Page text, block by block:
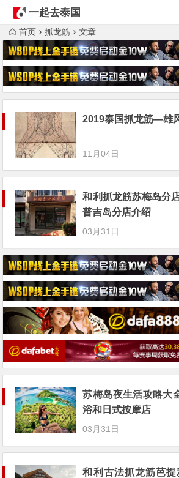
一起去泰国
首页 抓龙筋 文章
2019泰国抓龙筋—雄
11月04日
和利抓龙筋苏梅岛分
普吉岛分店介绍
03月31日
苏梅岛夜生活攻略大
浴和日式按摩店
03月31日
和利古法抓龙筋芭